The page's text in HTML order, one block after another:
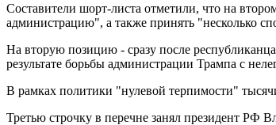
Составители шорт-листа отметили, что на
администрацию", а также принять "несколько
На вторую позицию - сразу после
результате борьбы администрации Трампа с
В рамках политики "нулевой терпимости"
Третью строчку в перечне занял президент РФ